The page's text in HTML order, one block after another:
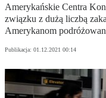
Amerykańskie Centra
związku z dużą liczbą
Amerykanom
Publikacja: 01.12.2021 00:14